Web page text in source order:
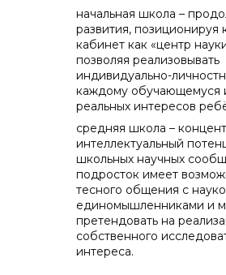
начальная школа –
развития, позиционируя
кабинет как «центр
позволяя реализовывать
индивидуально-
каждому обучающемуся
реальных интересов
средняя школа –
интеллектуальный
школьных научных
подросток имеет
тесного общения с
единомышленниками и
претендовать на
собственного
интереса.